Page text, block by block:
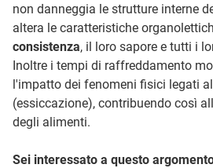
non danneggia le strutture interne
altera le caratteristiche
consistenza, il loro sapore e tutti i
Inoltre i tempi di raffreddamento
l'impatto dei fenomeni fisici legati
(essiccazione), contribuendo così
degli alimenti.
Sei interessato a questo